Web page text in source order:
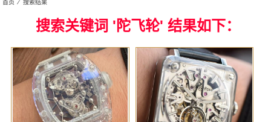
首页 ⁄ 搜索结果
搜索关键词 '陀飞轮' 结果如下：